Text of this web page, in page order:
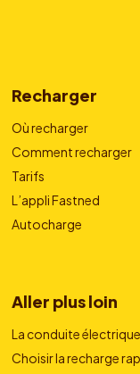
Recharger
Où recharger
Comment recharger
Tarifs
L’appli Fastned
Autocharge
Aller plus loin
La conduite électrique
Choisir la recharge